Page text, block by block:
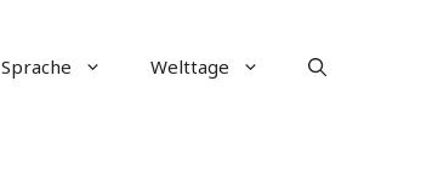
Sprache Welttage